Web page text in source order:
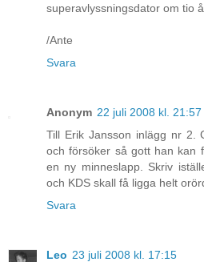
superavlyssningsdator om tio
/Ante
Svara
Anonym 22 juli 2008 kl. 21:57
Till Erik Jansson inlägg nr 2.
och försöker så gott han kan
en ny minneslapp. Skriv
och KDS skall få ligga helt
Svara
Leo 23 juli 2008 kl. 17:15